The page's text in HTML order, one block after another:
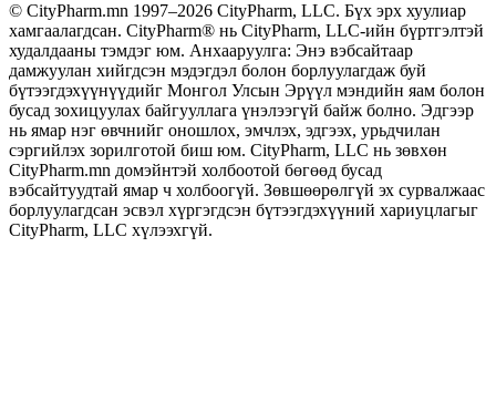
© CityPharm.mn 1997–2026 CityPharm, LLC. Бүх эрх хуулиар
хамгаалагдсан. CityPharm® нь CityPharm, LLC-ийн бүртгэлтэй
худалдааны тэмдэг юм. Анхааруулга: Энэ вэбсайтаар
дамжуулан хийгдсэн мэдэгдэл болон борлуулагдаж буй
бүтээгдэхүүнүүдийг Монгол Улсын Эрүүл мэндийн яам болон
бусад зохицуулах байгууллага үнэлээгүй байж болно. Эдгээр
нь ямар нэг өвчнийг оношлох, эмчлэх, эдгээх, урьдчилан
сэргийлэх зорилготой биш юм. CityPharm, LLC нь зөвхөн
CityPharm.mn домэйнтэй холбоотой бөгөөд бусад
вэбсайтуудтай ямар ч холбоогүй. Зөвшөөрөлгүй эх сурвалжаас
борлуулагдсан эсвэл хүргэгдсэн бүтээгдэхүүний хариуцлагыг
CityPharm, LLC хүлээхгүй.